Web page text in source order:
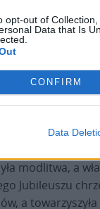
opt-out of
Data that Is
CONFIRM
Data
w 2000 roku.
aby
jedynie
jego
Świątyni
modlitwa, a
Jubileuszu
a